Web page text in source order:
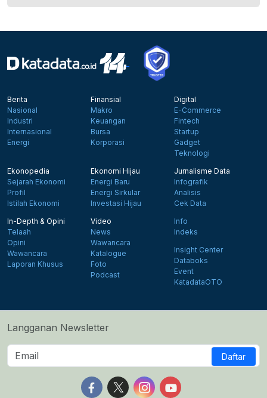
Berita
Nasional
Industri
Internasional
Energi
Finansial
Makro
Keuangan
Bursa
Korporasi
Digital
E-Commerce
Fintech
Startup
Gadget
Teknologi
Ekonopedia
Sejarah Ekonomi
Profil
Istilah Ekonomi
Ekonomi Hijau
Energi Baru
Energi Sirkular
Investasi Hijau
Jurnalisme Data
Infografik
Analisis
Cek Data
In-Depth & Opini
Telaah
Opini
Wawancara
Laporan Khusus
Video
News
Wawancara
Katalogue
Foto
Podcast
Info
Indeks
Insight Center
Databoks
Event
KatadataOTO
Langganan Newsletter
Daftar
Follow us on Facebook
Follow us on X
Follow us on Instagram
Follow us on